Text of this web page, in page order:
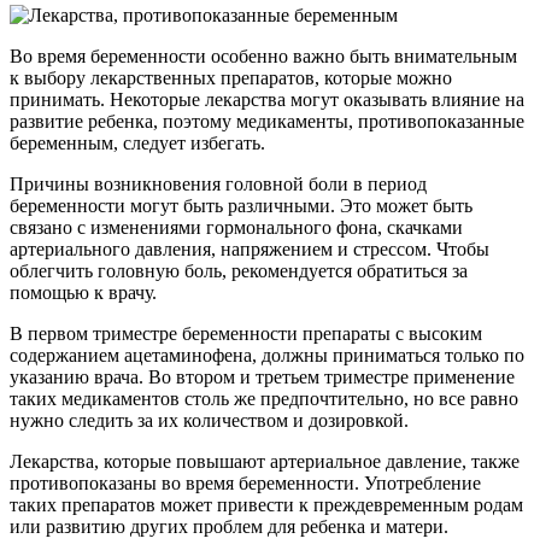
Во время беременности особенно важно быть внимательным
к выбору лекарственных препаратов, которые можно
принимать. Некоторые лекарства могут оказывать влияние на
развитие ребенка, поэтому медикаменты, противопоказанные
беременным, следует избегать.
Причины возникновения головной боли в период
беременности могут быть различными. Это может быть
связано с изменениями гормонального фона, скачками
артериального давления, напряжением и стрессом. Чтобы
облегчить головную боль, рекомендуется обратиться за
помощью к врачу.
В первом триместре беременности препараты с высоким
содержанием ацетаминофена, должны приниматься только по
указанию врача. Во втором и третьем триместре применение
таких медикаментов столь же предпочтительно, но все равно
нужно следить за их количеством и дозировкой.
Лекарства, которые повышают артериальное давление, также
противопоказаны во время беременности. Употребление
таких препаратов может привести к преждевременным родам
или развитию других проблем для ребенка и матери.